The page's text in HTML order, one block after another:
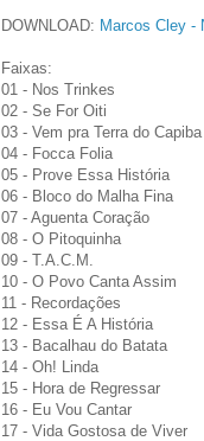
DOWNLOAD: Marcos Cley -
Faixas:
01 - Nos Trinkes
02 - Se For Oiti
03 - Vem pra Terra do Capiba
04 - Focca Folia
05 - Prove Essa História
06 - Bloco do Malha Fina
07 - Aguenta Coração
08 - O Pitoquinha
09 - T.A.C.M.
10 - O Povo Canta Assim
11 - Recordações
12 - Essa É A História
13 - Bacalhau do Batata
14 - Oh! Linda
15 - Hora de Regressar
16 - Eu Vou Cantar
17 - Vida Gostosa de Viver